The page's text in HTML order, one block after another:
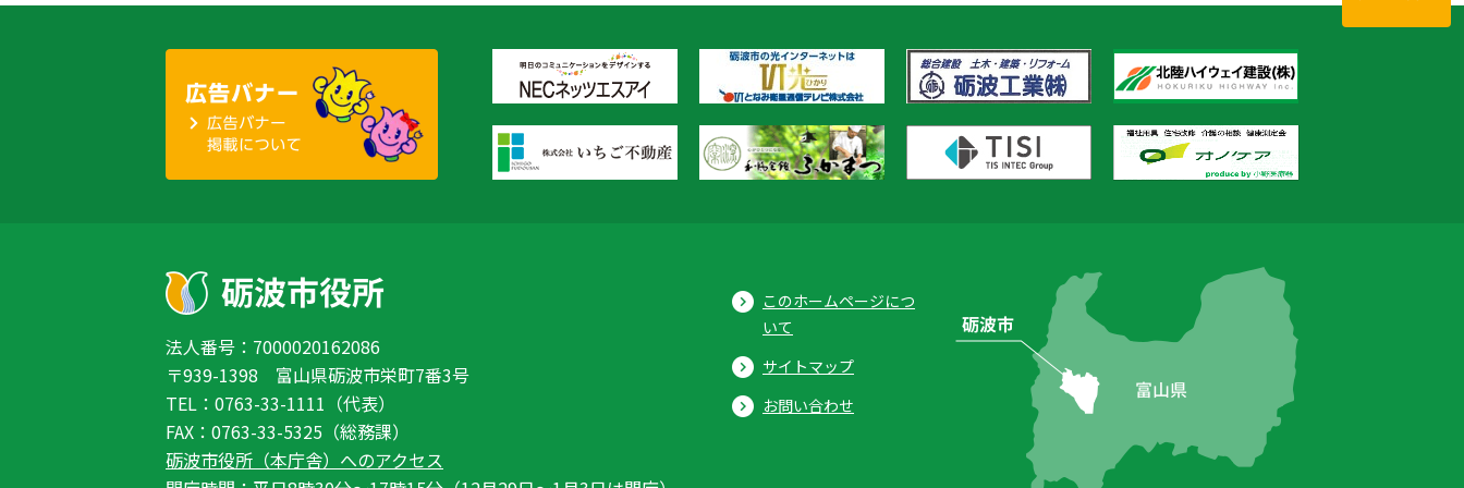
法人番号：7000020162086
〒939-1398 富山県砺波市栄町7番3号
TEL：0763-33-1111（代表）
FAX：0763-33-5325（総務課）
砺波市役所（本庁舎）へのアクセス
このホームページにつ
いて
サイトマップ
お問い合わせ